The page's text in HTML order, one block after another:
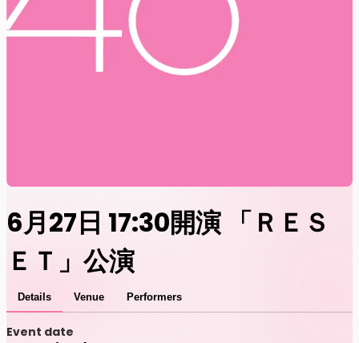
6月27日 17:30開演 「ＲＥＳ
ＥＴ」公演
Details Venue Performers
Event date